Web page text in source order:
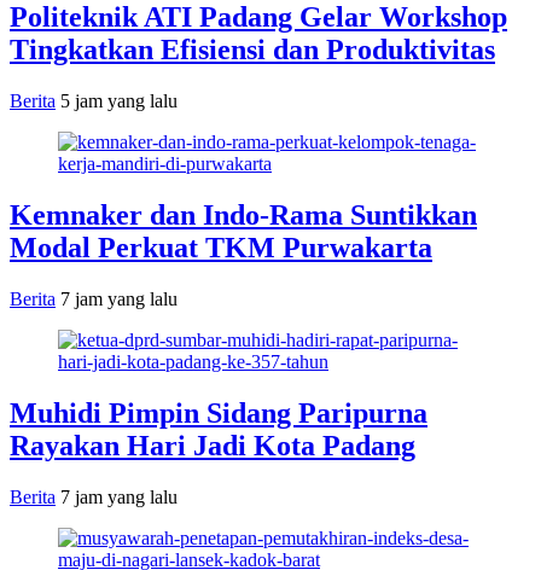
Politeknik ATI Padang Gelar Workshop
Tingkatkan Efisiensi dan Produktivitas
Berita 5 jam yang lalu
Kemnaker dan Indo-Rama Suntikkan
Modal Perkuat TKM Purwakarta
Berita 7 jam yang lalu
Muhidi Pimpin Sidang Paripurna
Rayakan Hari Jadi Kota Padang
Berita 7 jam yang lalu